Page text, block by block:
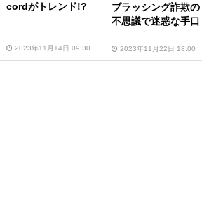
cordがトレンド!?
2023年11月14日 09:30
ブラッシング詐欺の
不思議で迷惑な手口
2023年11月22日 18:00